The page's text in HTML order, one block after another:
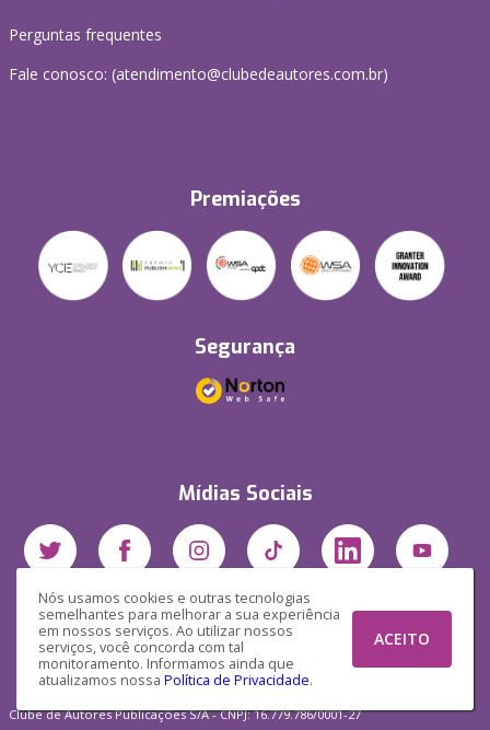
Nós usamos cookies e outras tecnologias
semelhantes para melhorar a sua experiência
em nossos serviços. Ao utilizar nossos
serviços, você concorda com tal
monitoramento. Informamos ainda que
atualizamos nossa Política de Privacidade.
ACEITO
Perguntas frequentes
Fale conosco: (atendimento@clubedeautores.com.br)
Premiações
Segurança
Mídias Sociais
Clube de Autores Publicações S/A - CNPJ: 16.779.786/0001-27